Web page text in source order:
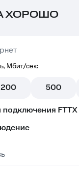
ХОРОШО
Мбит/сек:
200 500
подключения FTTX